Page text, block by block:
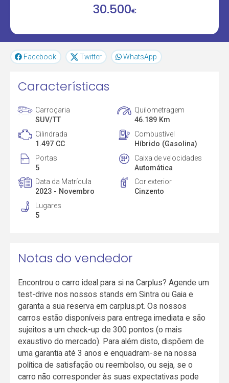
30.500€
Facebook Twitter WhatsApp
Características
Carroçaria
SUV/TT
Quilometragem
46.189 Km
Cilindrada
1.497 CC
Combustível
Híbrido (Gasolina)
Portas
5
Caixa de velocidades
Automática
Data da Matrícula
2023 - Novembro
Cor exterior
Cinzento
Lugares
5
Notas do vendedor
Encontrou o carro ideal para si na Carplus? Agende um
test-drive nos nossos stands em Sintra ou Gaia e
garanta a sua reserva em carplus.pt. Os nossos
carros estão disponíveis para entrega imediata e são
sujeitos a um check-up de 300 pontos (o mais
exaustivo do mercado). Para além disto, dispõem de
uma garantia até 3 anos e enquadram-se na nossa
política de satisfação ou reembolso, ou seja, se o
carro não corresponder às suas expectativas pode